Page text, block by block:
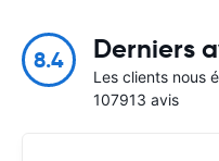
8.4 Derniers
Les clients nous
107913 avis